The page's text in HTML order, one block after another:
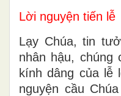
Lời nguyện tiến lễ
Lạy Chúa, tin
nhân hậu, chúng
kính dâng của lễ
nguyện cầu